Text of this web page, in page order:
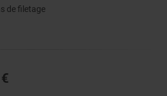
de filetage